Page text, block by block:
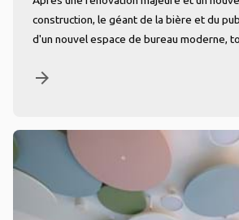
construction, le géant de la bière et du
d'un nouvel espace de bureau moderne,
arrow_forward